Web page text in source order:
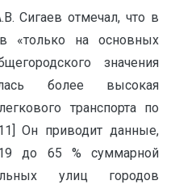
Сигаев отмечал, что в
«только на основных
значения
более высокая
транспорта по
Он приводит данные,
до 65 % суммарной
улиц городов